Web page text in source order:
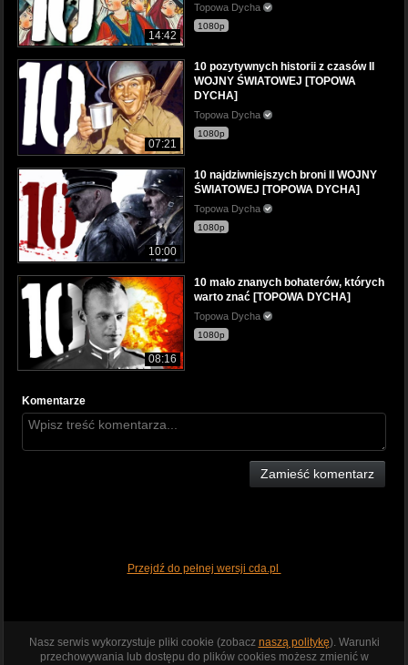
14:42
Topowa Dycha
1080p
07:21
10 pozytywnych historii z czasów II
WOJNY ŚWIATOWEJ [TOPOWA
DYCHA]
Topowa Dycha
1080p
10:00
10 najdziwniejszych broni II WOJNY
ŚWIATOWEJ [TOPOWA DYCHA]
Topowa Dycha
1080p
08:16
10 mało znanych bohaterów, których
warto znać [TOPOWA DYCHA]
Topowa Dycha
1080p
Komentarze
Zamieść komentarz
Przejdź do pełnej wersji cda.pl
Nasz serwis wykorzystuje pliki cookie (zobacz naszą politykę). Warunki
przechowywania lub dostępu do plików cookies możesz zmienić w